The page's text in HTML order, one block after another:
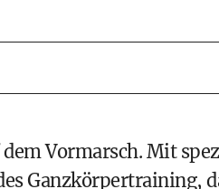
Vormarsch. Mit
Ganzkörpertraining,